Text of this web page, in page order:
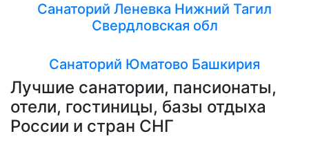
Санаторий Леневка Нижний Тагил
Свердловская обл
Санаторий Юматово Башкирия
Лучшие санатории, пансионаты,
отели, гостиницы, базы отдыха
России и стран СНГ